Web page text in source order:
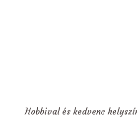
Hobbival és kedvenc